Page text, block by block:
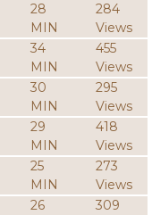
28
MIN
284
Views
34
MIN
455
Views
30
MIN
295
Views
29
MIN
418
Views
25
MIN
273
Views
26
309